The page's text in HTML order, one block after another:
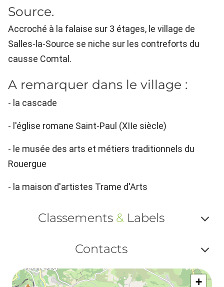
Source.
Accroché à la falaise sur 3 étages, le village de
Salles-la-Source se niche sur les contreforts du
causse Comtal.
A remarquer dans le village :
- la cascade
- l'église romane Saint-Paul (XIIe siècle)
- le musée des arts et métiers traditionnels du
Rouergue
- la maison d'artistes Trame d'Arts
Classements &Labels
ou
Contacts
+